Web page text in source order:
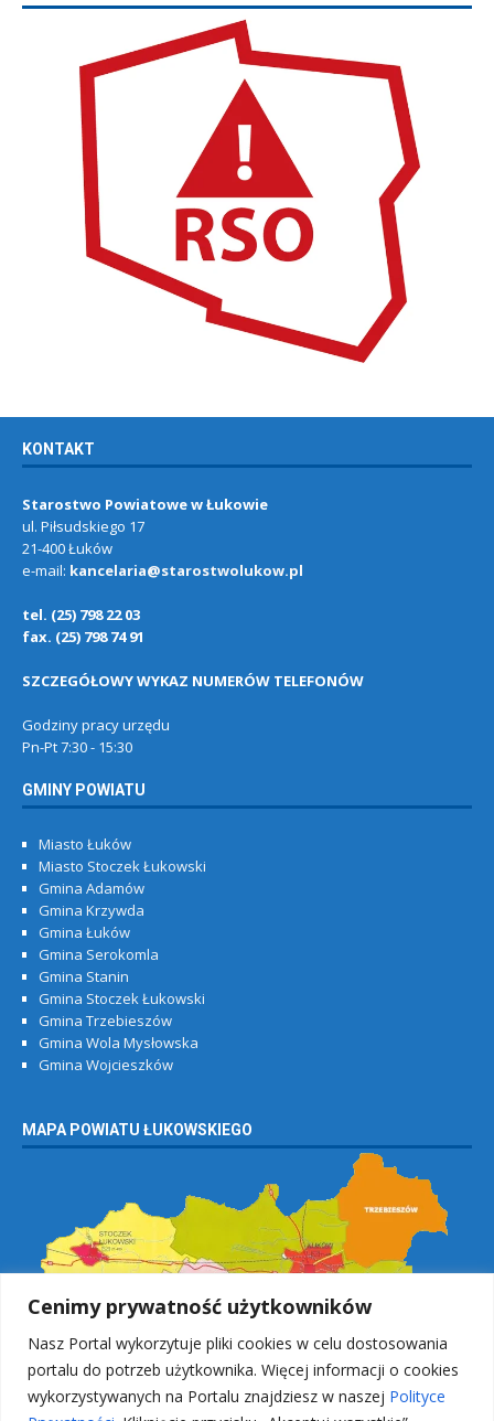
Cenimy prywatność użytkowników
Nasz Portal wykorzytuje pliki cookies w celu dostosowania
portalu do potrzeb użytkownika. Więcej informacji o cookies
wykorzystywanych na Portalu znajdziesz w naszej Polityce
KONTAKT
Starostwo Powiatowe w Łukowie
ul. Piłsudskiego 17
21-400 Łuków
e-mail: kancelaria@starostwolukow.pl
tel. (25) 798 22 03
fax. (25) 798 74 91
SZCZEGÓŁOWY WYKAZ NUMERÓW TELEFONÓW
Godziny pracy urzędu
Pn-Pt 7:30 - 15:30
GMINY POWIATU
Miasto Łuków
Miasto Stoczek Łukowski
Gmina Adamów
Gmina Krzywda
Gmina Łuków
Gmina Serokomla
Gmina Stanin
Gmina Stoczek Łukowski
Gmina Trzebieszów
Gmina Wola Mysłowska
Gmina Wojcieszków
MAPA POWIATU ŁUKOWSKIEGO